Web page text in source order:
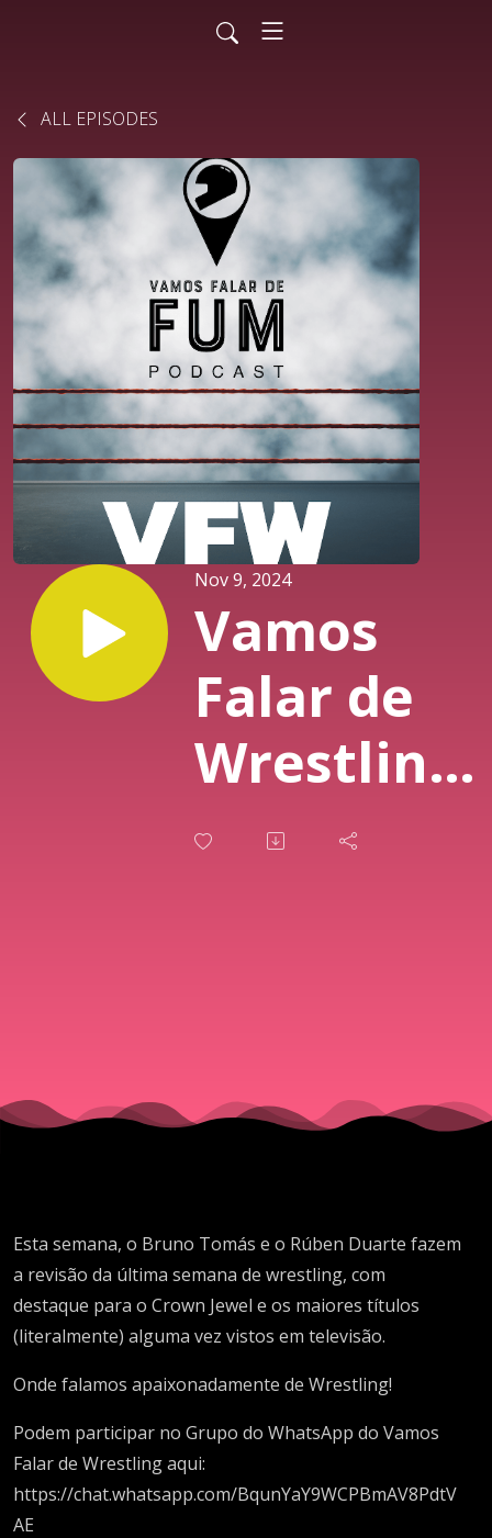
ALL EPISODES
Nov 9, 2024
Vamos
Falar de
Wrestling:
I want a
please!
Esta semana, o Bruno Tomás e o Rúben Duarte fazem
a revisão da última semana de wrestling, com
destaque para o Crown Jewel e os maiores títulos
(literalmente) alguma vez vistos em televisão.
Onde falamos apaixonadamente de Wrestling!
Podem participar no Grupo do WhatsApp do Vamos
Falar de Wrestling aqui:
https://chat.whatsapp.com/BqunYaY9WCPBmAV8PdtV
AE